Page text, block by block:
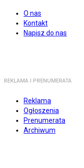
O nas
Kontakt
Napisz do nas
REKLAMA I PRENUMERATA
Reklama
Ogłoszenia
Prenumerata
Archiwum